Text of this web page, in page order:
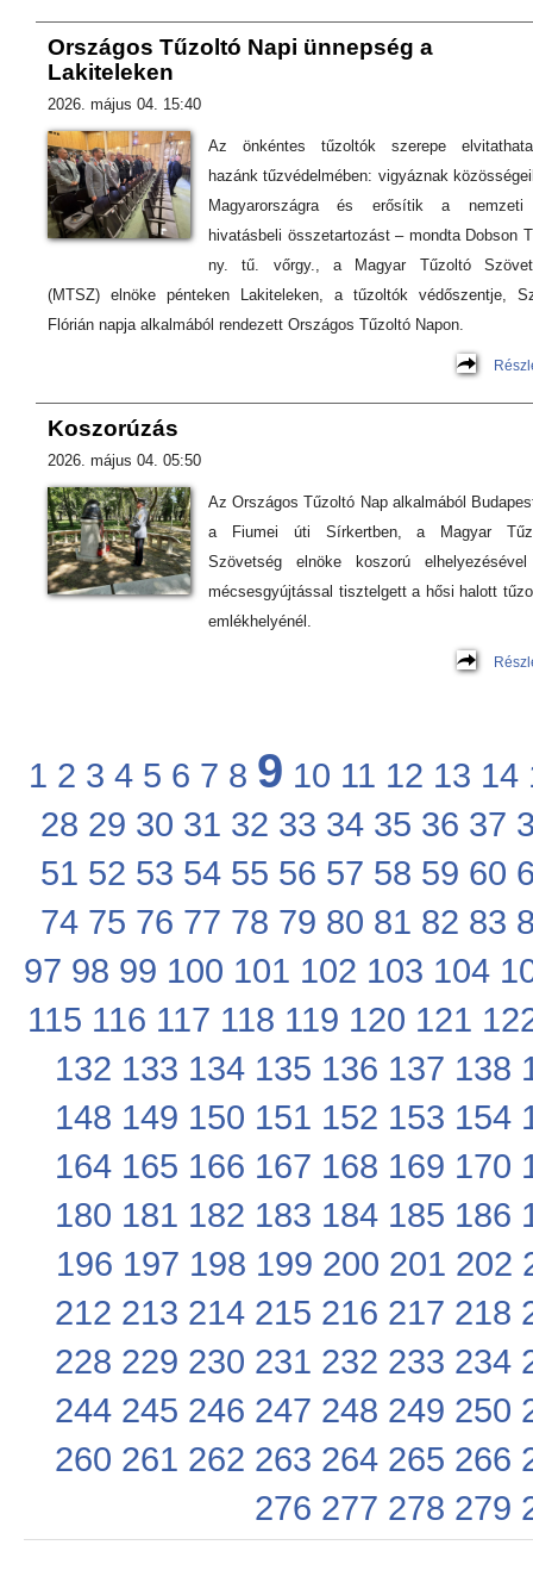
Országos Tűzoltó Napi ünnepség a
Lakiteleken
2026. május 04. 15:40
Az önkéntes tűzoltók szerepe
hazánk tűzvédelmében: vigyáznak
Magyarországra és erősítik a
hivatásbeli összetartozást – mondta Dobson
ny. tű. vőrgy., a Magyar Tűzoltó
(MTSZ) elnöke pénteken Lakiteleken, a tűzoltók védőszentje,
Flórián napja alkalmából rendezett Országos Tűzoltó Napon.
Koszorúzás
2026. május 04. 05:50
Az Országos Tűzoltó Nap alkalmából
a Fiumei úti Sírkertben, a Magyar
Szövetség elnöke koszorú
mécsesgyújtással tisztelgett a hősi halott
emlékhelyénél.
1 2 3 4 5 6 7 8 9 10 11 12 13 14
28 29 30 31 32 33 34 35 36 37
51 52 53 54 55 56 57 58 59 60
74 75 76 77 78 79 80 81 82 83
97 98 99 100 101 102 103 104
115 116 117 118 119 120 121
132 133 134 135 136 137 138
148 149 150 151 152 153 154
164 165 166 167 168 169 170
180 181 182 183 184 185 186
196 197 198 199 200 201 202
212 213 214 215 216 217 218
228 229 230 231 232 233 234
244 245 246 247 248 249 250
260 261 262 263 264 265 266
276 277 278 279